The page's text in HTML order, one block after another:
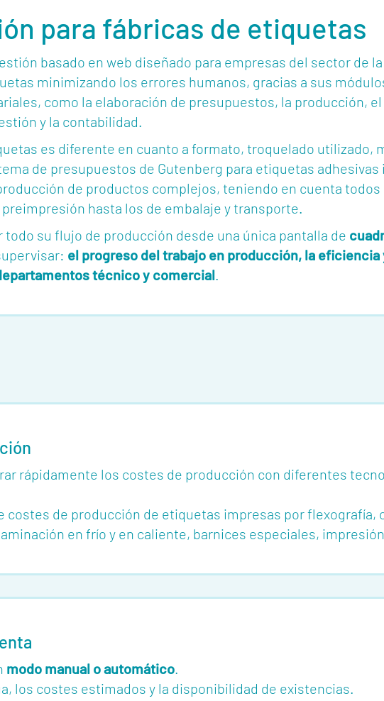
para fábricas de etiquetas
basado en web diseñado para empresas del sector de
minimizando los errores humanos, gracias a sus
como la elaboración de presupuestos, la producción,
y la contabilidad.
es diferente en cuanto a formato, troquelado utilizado,
de presupuestos de Gutenberg para etiquetas adhesivas
de productos complejos, teniendo en cuenta todos
hasta los de embalaje y transporte.
todo su flujo de producción desde una única pantalla de
el progreso del trabajo en producción, la eficiencia
técnico y comercial .
rápidamente los costes de producción con diferentes
costes de producción de etiquetas impresas por
en frío y en caliente, barnices especiales,
modo manual o automático.
los costes estimados y la disponibilidad de existencias.